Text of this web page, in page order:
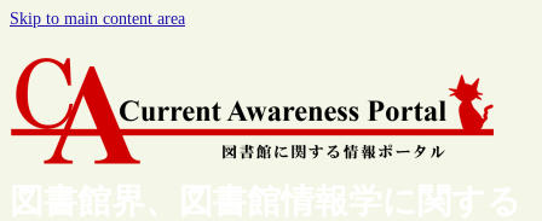
Skip to main content area
図書館界、図書館情報学に関する